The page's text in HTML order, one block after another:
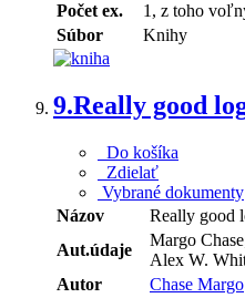
Počet ex.
1, z toho
Súbor
Knihy
9.Really good
Do košíka
Zdielať
Vybrané dokumenty
Názov
Really good
Aut.údaje
Margo
Alex W.
Autor
Chase Margo